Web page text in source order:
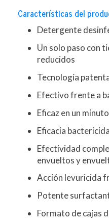
Características del
Detergente
Un solo paso con
reducidos
Tecnología
Efectivo frente a
Eficaz en un minuto
Eficacia
Efectividad
envueltos y
Acción levuricida
Potente
Formato de cajas